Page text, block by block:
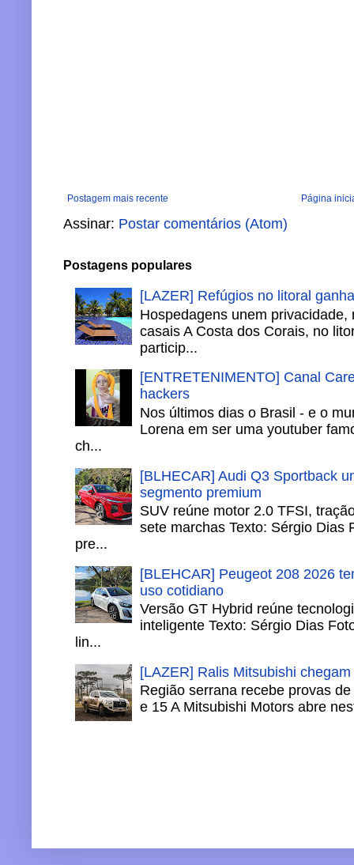
Postagem mais recente Página
Assinar: Postar comentários (Atom)
Postagens populares
[LAZER] Refúgios no litoral
Hospedagens unem
casais A Costa dos Corais, no
particip...
[ENTRETENIMENTO] Canal
hackers
Nos últimos dias o Brasil - e o
Lorena em ser uma youtuber
ch...
[BLHECAR] Audi Q3 Sportback
segmento premium
SUV reúne motor 2.0 TFSI,
sete marchas Texto: Sérgio Dias
pre...
[BLEHCAR] Peugeot 208 2026
uso cotidiano
Versão GT Hybrid reúne
inteligente Texto: Sérgio Dias
lin...
[LAZER] Ralis Mitsubishi
Região serrana recebe provas
e 15 A Mitsubishi Motors abre